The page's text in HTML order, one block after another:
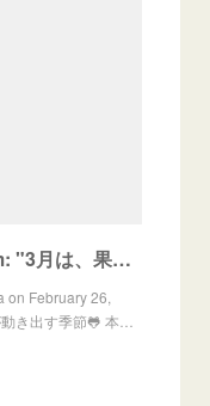
肥料屋フクムラ on Instagram: "3月は、果樹が休眠を終えて根が動き出す季節🐸 本日はこの時期にぜひ施用していただきたい資材のご紹介です。 「サンメイト☀🧑‍🤝‍🧑」 "サンメイト"は、
on February 26,
き出す季節🐸 本…